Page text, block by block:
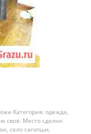
Категория: одежда,
своё. Место сделки:
село сагопши,